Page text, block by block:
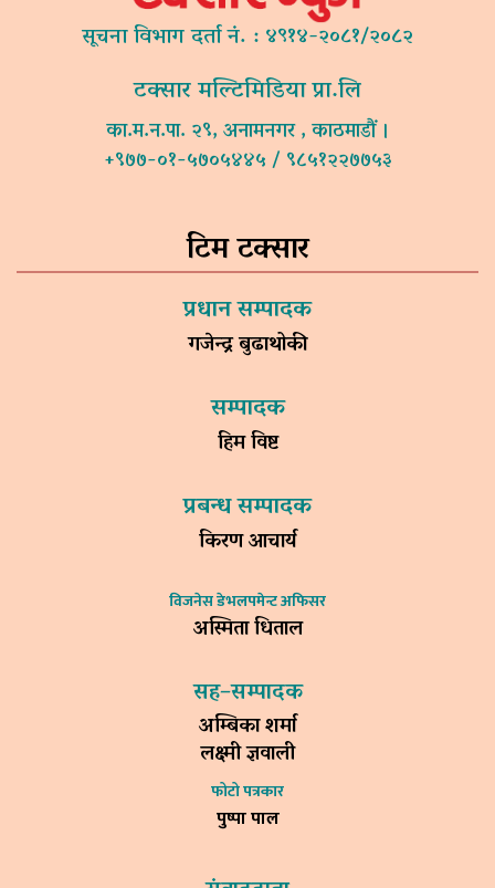
सूचना विभाग दर्ता नं. : ४९१४-२०८१/२०८२
टक्सार मल्टिमिडिया प्रा.लि
का.म.न.पा. २९, अनामनगर , काठमाडौं ।
+९७७-०१-५७०५४४५ / ९८५१२२७७५३
टिम टक्सार
प्रधान सम्पादक
गजेन्द्र बुढाथोकी
सम्पादक
हिम विष्ट
प्रबन्ध सम्पादक
किरण आचार्य
विजनेस डेभलपमेन्ट अफिसर
अस्मिता धिताल
सह–सम्पादक
अम्बिका शर्मा
लक्ष्मी ज्ञवाली
फोटो पत्रकार
पुष्पा पाल